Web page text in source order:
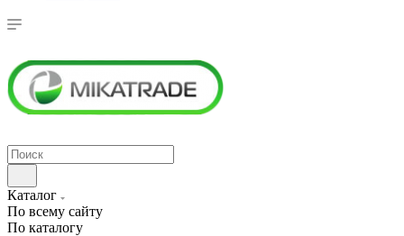
Каталог
По всему сайту
По каталогу